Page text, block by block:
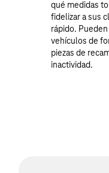
qué medidas
fidelizar a sus
rápido.
vehículos de
piezas de
inactividad.